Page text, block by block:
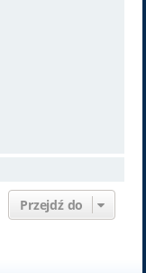
Przejdź do